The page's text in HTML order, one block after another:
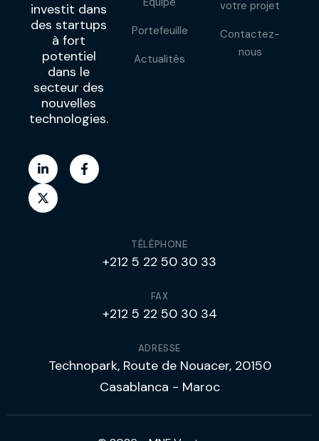
investit dans
des startups
à fort
potentiel
dans le
secteur des
nouvelles
technologies.
Portefeuille
Actualités
votre projet
Contactez-
nous
TÉLÉPHONE
+212 5 22 50 30 33
FAX
+212 5 22 50 30 34
ADRESSE
Technopark, Route de Nouacer, 20150
Casablanca - Maroc